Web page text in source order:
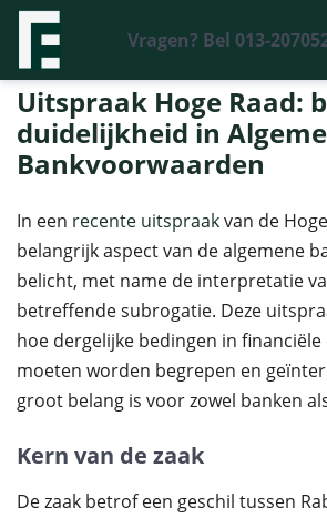
Vragen? Bel 013-
Financieel Recht Advocaten >Uitspraken>
belang van duidelijkheid in Algemene
Uitspraak Hoge Raad:
duidelijkheid in
Bankvoorwaarden
In een recente uitspraakvan de
belangrijk aspect van de algemene
belicht, met name de interpretatie
betreffende subrogatie. Deze
hoe dergelijke bedingen in
moeten worden begrepen en
groot belang is voor zowel banken
Kern van de zaak
De zaak betrof een geschil tussen